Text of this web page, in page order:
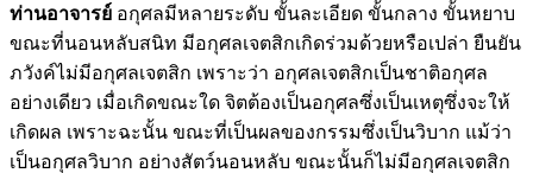
ท่านอาจารย์ อกุศลมีหลายระดับ ขั้นละเอียด ขั้นกลาง ขั้นหยาบ
ขณะที่นอนหลับสนิท มีอกุศลเจตสิกเกิดร่วมด้วยหรือเปล่า ยืนยัน
ภวังค์ไม่มีอกุศลเจตสิก เพราะว่า อกุศลเจตสิกเป็นชาติอกุศล
อย่างเดียว เมื่อเกิดขณะใด จิตต้องเป็นอกุศลซึ่งเป็นเหตุซึ่งจะให้
เกิดผล เพราะฉะนั้น ขณะที่เป็นผลของกรรมซึ่งเป็นวิบาก แม้ว่า
เป็นอกุศลวิบาก อย่างสัตว์นอนหลับ ขณะนั้นก็ไม่มีอกุศลเจตสิก